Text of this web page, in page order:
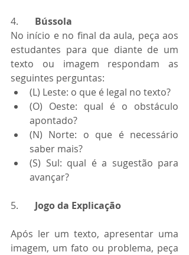
4. Bússola
No início e no final da aula, peça aos
estudantes para que diante de um
texto ou imagem respondam as
seguintes perguntas:
(L) Leste: o que é legal no texto?
(O) Oeste: qual é o obstáculo
apontado?
(N) Norte: o que é necessário
saber mais?
(S) Sul: qual é a sugestão para
avançar?
5. Jogo da Explicação
Após ler um texto, apresentar uma
imagem, um fato ou problema, peça